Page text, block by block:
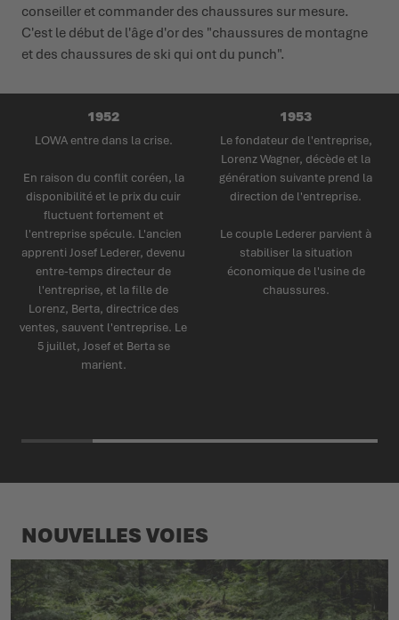
conseiller et commander des chaussures sur mesure.
C'est le début de l'âge d'or des "chaussures de montagne
et des chaussures de ski qui ont du punch".
1952
LOWA entre dans la crise.
En raison du conflit coréen, la
disponibilité et le prix du cuir
fluctuent fortement et
l'entreprise spécule. L'ancien
apprenti Josef Lederer, devenu
entre-temps directeur de
l'entreprise, et la fille de
Lorenz, Berta, directrice des
ventes, sauvent l'entreprise. Le
5 juillet, Josef et Berta se
marient.
1953
Le fondateur de l'entreprise,
Lorenz Wagner, décède et la
génération suivante prend la
direction de l'entreprise.
Le couple Lederer parvient à
stabiliser la situation
économique de l'usine de
chaussures.
NOUVELLES VOIES